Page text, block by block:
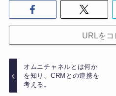
URLをコ
オムニチャネルとは何か
を知り、CRMとの連携を
考える。